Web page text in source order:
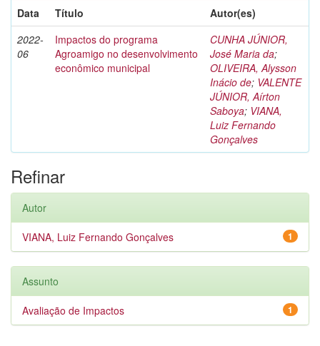
Data
Título
Autor(es)
2022-
06
Impactos do programa
Agroamigo no desenvolvimento
econômico municipal
CUNHA JÚNIOR,
José Maria da;
OLIVEIRA, Alysson
Inácio de; VALENTE
JÚNIOR, Aírton
Saboya; VIANA,
Luiz Fernando
Gonçalves
Refinar
Autor
1
VIANA, Luiz Fernando Gonçalves
Assunto
1
Avaliação de Impactos